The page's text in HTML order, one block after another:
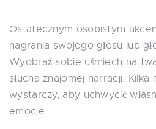
Ostatecznym osobistym
nagrania swojego głosu lub
Wyobraź sobie uśmiech na
słucha znajomej narracji. Kilka
wystarczy, aby uchwycić
emocje.